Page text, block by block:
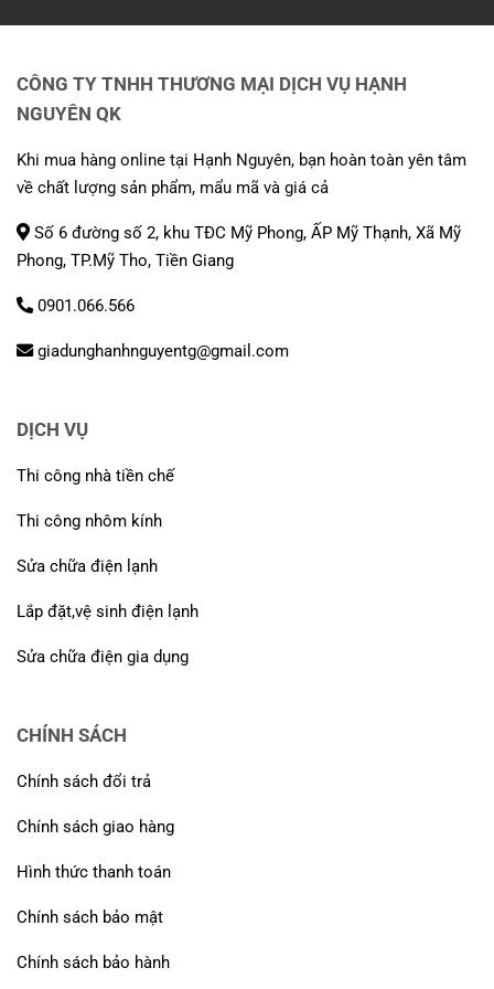
CÔNG TY TNHH THƯƠNG MẠI DỊCH VỤ HẠNH
NGUYÊN QK
Khi mua hàng online tại Hạnh Nguyên, bạn hoàn toàn yên tâm
về chất lượng sản phẩm, mẩu mã và giá cả
Số 6 đường số 2, khu TĐC Mỹ Phong, ẤP Mỹ Thạnh, Xã Mỹ
Phong, TP.Mỹ Tho, Tiền Giang
0901.066.566
giadunghanhnguyentg@gmail.com
DỊCH VỤ
Thi công nhà tiền chế
Thi công nhôm kính
Sửa chữa điện lạnh
Lắp đặt,vệ sinh điện lạnh
Sửa chữa điện gia dụng
CHÍNH SÁCH
Chính sách đổi trả
Chính sách giao hàng
Hình thức thanh toán
Chính sách bảo mật
Chính sách bảo hành